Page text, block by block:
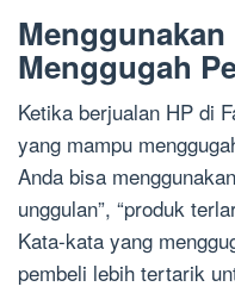
Menggugah
Ketika berjualan HP di
yang mampu
Anda bisa
unggulan”, “produk
Kata-kata yang
pembeli lebih tertarik